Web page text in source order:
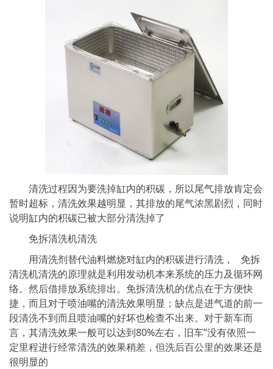
清洗过程因为要洗掉缸内的积碳，所以尾气排放肯定会
暂时超标，清洗效果越明显，其排放的尾气浓黑剧烈，同时
说明缸内的积碳已被大部分清洗掉了
免拆清洗机清洗
用清洗剂替代油料燃烧对缸内的积碳进行清洗， 免拆
清洗机清洗的原理就是利用发动机本来系统的压力及循环网
络。然后借排放系统排出。免拆清洗机的优点在于方便快
捷，而且对于喷油嘴的清洗效果明显；缺点是进气道的前一
段清洗不到而且喷油嘴的好坏也检查不出来。对于新车而
言，其清洗效果一般可以达到80%左右，旧车”没有依照一
定里程进行经常清洗的效果稍差，但洗后百公里的效果还是
很明显的